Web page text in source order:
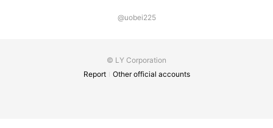
@uobei225
© LY Corporation
Report
Other official accounts